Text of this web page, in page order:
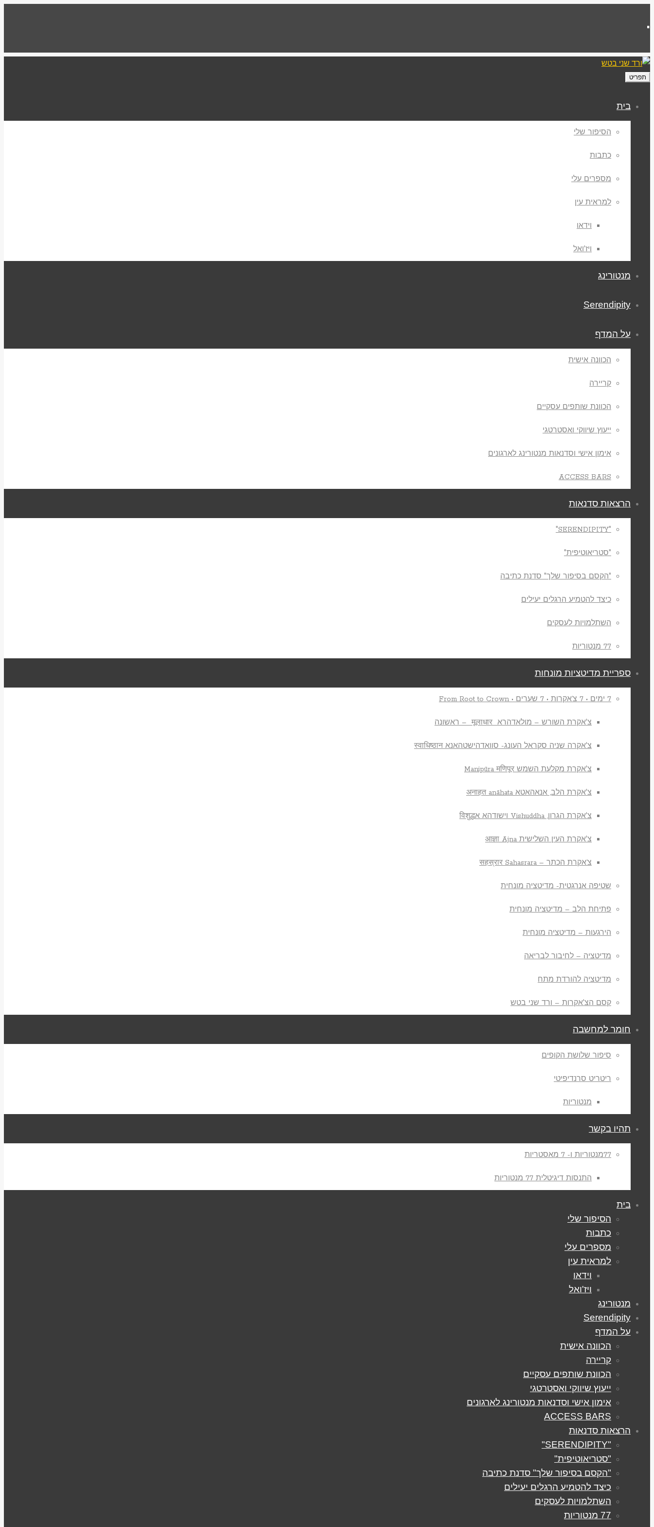
.
תפריט
בית
הסיפור שלי
כתבות
מספרים עלי
למראית עין
וידאו
ויז'ואל
מנטורינג
Serendipity
על המדף
הכוונה אישית
קריירה
הכוונת שותפים עסקיים
ייעוץ שיווקי ואסטרטגי
אימון אישי וסדנאות מנטורינג לארגונים
ACCESS BARS
הרצאות סדנאות
"SERENDIPITY"
"סטריאוטיפית"
"הקסם בסיפור שלך" סדנת כתיבה
כיצד להטמיע הרגלים יעילים
השתלמויות לעסקים
77 מנטוריות
ספריית מדיטציות מונחות
7 ימים • 7 צ’אקרות • 7 שערים • From Root to Crown
צ'אקרת השורש – מולאדהרא मूलाधार – ראשונה
צ'אקרה שניה סקראל העונג- סוואדהישטהאנא स्वाधिष्ठान
צ'אקרת מקלעת השמש Manipūra मणिपूर
צ'אקרת הלב, אנאהאטא अनाहत anāhata
צ'אקרת הגרון, Vishuddha וישודהא אविशुद्ध
צ'אקרת העין השלישית आज्ञा Ajna
צ’אקרת הכתר – सहस्रार Sahasrara
שטיפה אנרגטית- מדיטציה מונחית
פתיחת הלב – מדיטציה מונחית
הירגעות – מדיטציה מונחית
מדיטציה – לחיבור לבריאה
מדיטציה להורדת מתח
קסם הצ'אקרות – ורד שני בטש
חומר למחשבה
סיפור שלושת הקופים
ריטריט סרנדיפיטי
מנטוריות
תהיו בקשר
77מנטוריות ו- 7 מאסטריות
התנסות דיגיטלית 77 מנטוריות
בית
הסיפור שלי
כתבות
מספרים עלי
למראית עין
וידאו
ויז'ואל
מנטורינג
Serendipity
על המדף
הכוונה אישית
קריירה
הכוונת שותפים עסקיים
ייעוץ שיווקי ואסטרטגי
אימון אישי וסדנאות מנטורינג לארגונים
ACCESS BARS
הרצאות סדנאות
"SERENDIPITY"
"סטריאוטיפית"
"הקסם בסיפור שלך" סדנת כתיבה
כיצד להטמיע הרגלים יעילים
השתלמויות לעסקים
77 מנטוריות